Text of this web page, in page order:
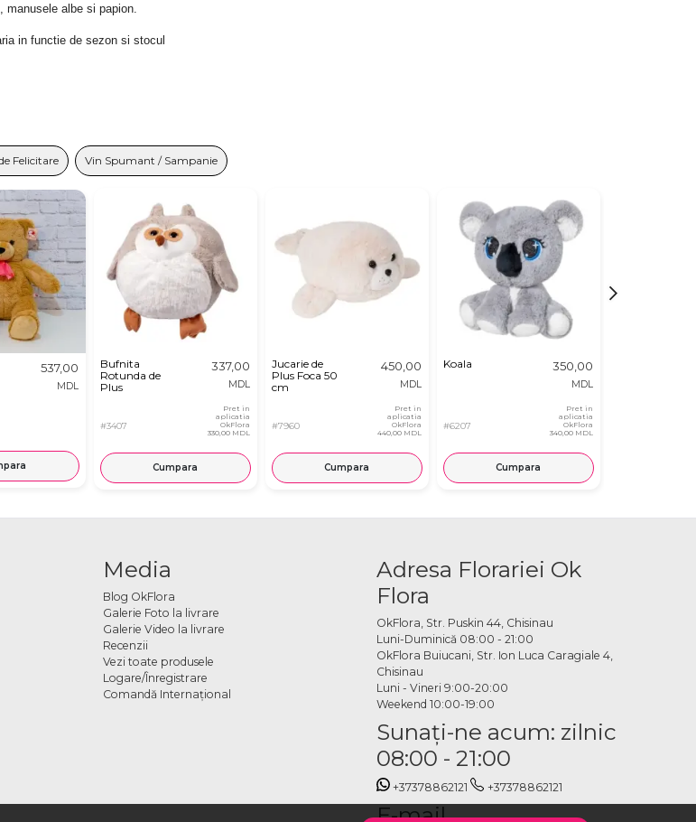
albe si papion.
in functie de sezon si stocul
Felicitare Vin Spumant / Sampanie
537,00
MDL
Bufnita
Rotunda de
Plus
#3407
337,00
MDL
Pret in
aplicatia
OkFlora
330,00 MDL
Cumpara
Jucarie de
Plus Foca 50
cm
#7960
450,00
MDL
Pret in
aplicatia
OkFlora
440,00 MDL
Cumpara
Koala
#6207
350,00
MDL
Pret in
aplicatia
OkFlora
340,00 MDL
Cumpara
Media
Blog OkFlora
Galerie Foto la livrare
Galerie Video la livrare
Recenzii
Vezi toate produsele
Logare/Înregistrare
Comandă Internațional
Adresa Florariei Ok
Flora
OkFlora, Str. Puskin 44, Chisinau
Luni-Duminică 08:00 - 21:00
OkFlora Buiucani, Str. Ion Luca Caragiale 4,
Chisinau
Luni - Vineri 9:00-20:00
Weekend 10:00-19:00
Sunaţi-ne acum: zilnic
08:00 - 21:00
+37378862121 +37378862121
E-mail